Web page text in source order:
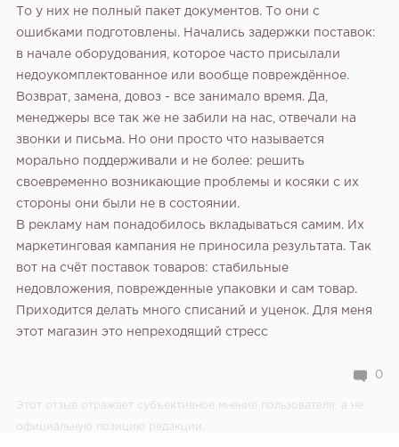
То у них не полный пакет документов. То они с
ошибками подготовлены. Начались задержки поставок:
в начале оборудования, которое часто присылали
недоукомплектованное или вообще повреждённое.
Возврат, замена, довоз - все занимало время. Да,
менеджеры все так же не забили на нас, отвечали на
звонки и письма. Но они просто что называется
морально поддерживали и не более: решить
своевременно возникающие проблемы и косяки с их
стороны они были не в состоянии.
В рекламу нам понадобилось вкладываться самим. Их
маркетинговая кампания не приносила результата. Так
вот на счёт поставок товаров: стабильные
недовложения, поврежденные упаковки и сам товар.
Приходится делать много списаний и уценок. Для меня
этот магазин это непреходящий стресс
0
Этот отзыв отражает субъективное мнение пользователя, а не
официальную позицию редакции.